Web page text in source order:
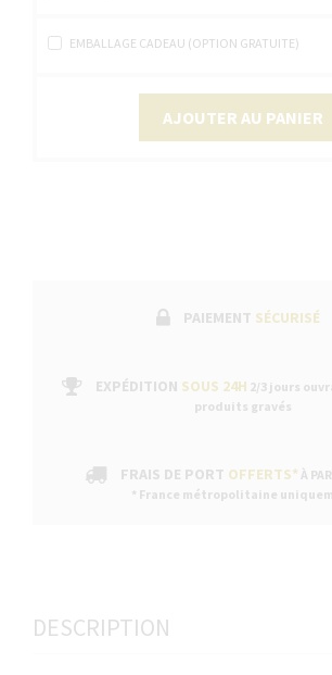
EMBALLAGE CADEAU (OPTION GRATUITE)
AJOUTER AU PANIER
PAIEMENT SÉCURISÉ
EXPÉDITION SOUS 24H 2/3 jours
produits gravés
FRAIS DE PORT OFFERTS* À
* France métropolitaine
DESCRIPTION